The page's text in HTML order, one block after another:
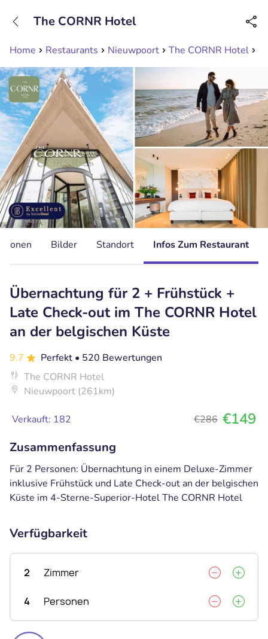
Erreichbar bis 23:00 Uhr
Home Restaurants Nieuwpoort The CORNR Hotel
The CORNR Hotel
Bilder Standort Infos Zum Restaurant
Übernachtung für 2 + Frühstück +
Late Check-out im The CORNR Hotel
an der belgischen Küste
9.7 Perfekt • 520 Bewertungen
The CORNR Hotel
Nieuwpoort (261km)
Verkauft: 182 €286 €149
Zusammenfassung
Für 2 Personen: Übernachtung in einem Deluxe-Zimmer
inklusive Frühstück und Late Check-out an der belgischen
Küste im 4-Sterne-Superior-Hotel The CORNR Hotel
Verfügbarkeit
2 Zimmer
4 Personen